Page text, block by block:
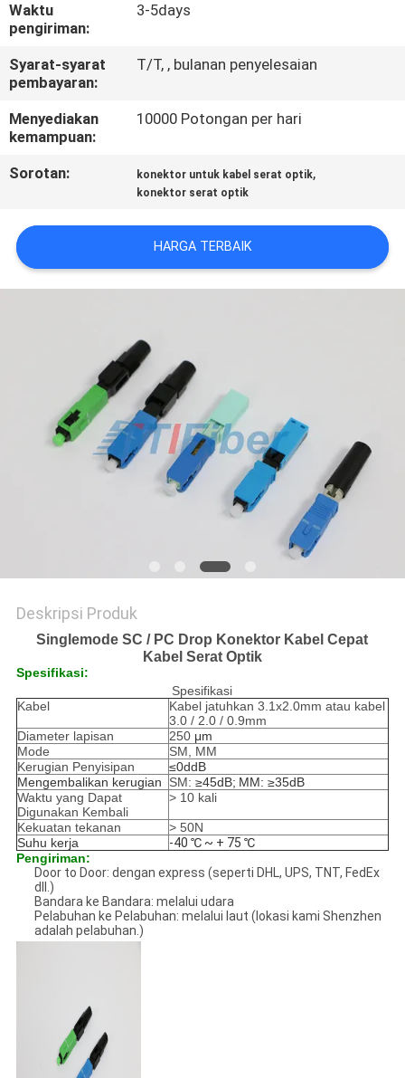
PERMINTAAN
PENAWARAN
SITEMAP
PRIVACY
Waktu
pengiriman:
3-5days
Syarat-syarat
pembayaran:
T/T, , bulanan penyelesaian
Menyediakan
kemampuan:
10000 Potongan per hari
Sorotan: konektor untuk kabel serat optik,
konektor serat optik
HARGA TERBAIK
Deskripsi Produk
Singlemode SC / PC Drop Konektor Kabel Cepat
Kabel Serat Optik
Spesifikasi:
Spesifikasi
Kabel
Kabel jatuhkan 3.1x2.0mm atau kabel
3.0 / 2.0 / 0.9mm
Diameter lapisan
250 μm
Mode
SM, MM
Kerugian Penyisipan
≤0ddB
Mengembalikan kerugian
SM: ≥45dB; MM: ≥35dB
Waktu yang Dapat
Digunakan Kembali
> 10 kali
Kekuatan tekanan
> 50N
Suhu kerja
-40 ℃ ~ + 75 ℃
Pengiriman:
Door to Door: dengan express (seperti DHL, UPS, TNT, FedEx
dll.)
Bandara ke Bandara: melalui udara
Pelabuhan ke Pelabuhan: melalui laut (lokasi kami Shenzhen
adalah pelabuhan.)